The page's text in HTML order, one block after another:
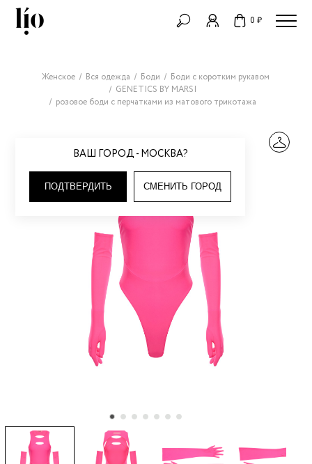
0 ₽
ВАШ ГОРОД - МОСКВА?
ПОДТВЕРДИТЬ СМЕНИТЬ ГОРОД
Женское Вся одежда Боди
Боди с коротким рукавом
GENETICS BY MARSI
розовое боди с перчатками из матового трикотажа